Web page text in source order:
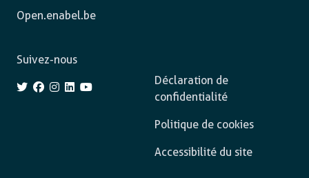
Open.enabel.be
Déclaration de
confidentialité
Politique de cookies
Accessibilité du site
Suivez-nous